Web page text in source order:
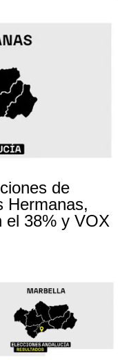
de
Hermanas,
el 38% y VOX